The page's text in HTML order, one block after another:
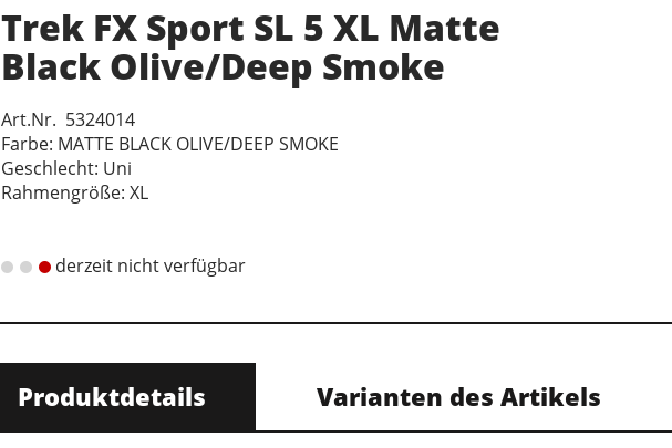
Trek FX Sport SL 5 XL Matte
Black Olive/Deep Smoke
Art.Nr. 5324014
Farbe: MATTE BLACK OLIVE/DEEP SMOKE
Geschlecht: Uni
Rahmengröße: XL
derzeit nicht verfügbar
Produktdetails Varianten des Artikels